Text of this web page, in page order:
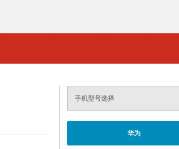
手机型号选择
华为